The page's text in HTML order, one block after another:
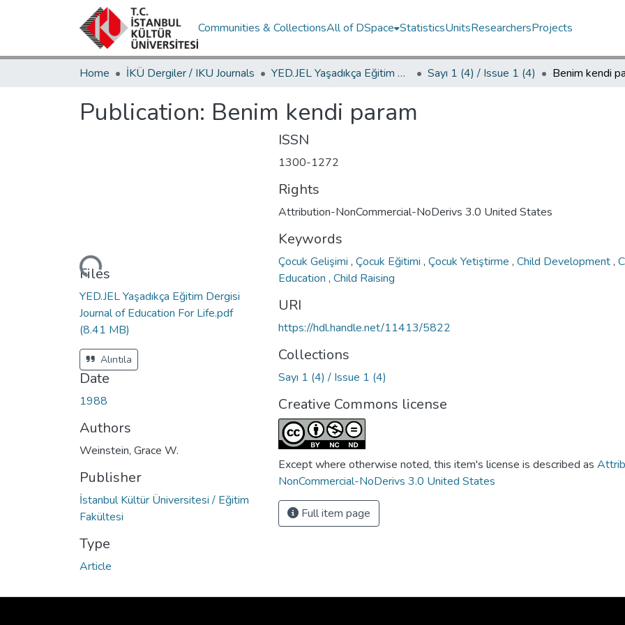
Communities & CollectionsAll of DSpace StatisticsUnitsResearchersProjects
Home İKÜ Dergiler / IKU Journals YED.JEL Yaşadıkça Eğitim Dergisi / Journal of Education For Life Sayı 1 (4) / Issue 1 (4) Benim kendi
Publication: Benim kendi param
Loading...
Files
YED.JEL Yaşadıkça Eğitim Dergisi
Journal of Education For Life.pdf
(8.41 MB)
Alıntıla
Date
1988
Authors
Weinstein, Grace W.
Publisher
İstanbul Kültür Üniversitesi / Eğitim
Fakültesi
Type
Article
ISSN
1300-1272
Rights
Attribution-NonCommercial-NoDerivs 3.0 United States
Keywords
Çocuk Gelişimi , Çocuk Eğitimi , Çocuk Yetiştirme , Child Development,
Education , Child Raising
URI
https://hdl.handle.net/11413/5822
Collections
Sayı 1 (4) / Issue 1 (4)
Creative Commons license
Except where otherwise noted, this item's license is described as
NonCommercial-NoDerivs 3.0 United States
Full item page